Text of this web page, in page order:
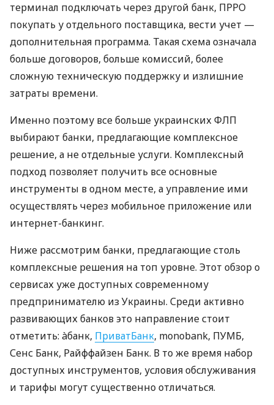
терминал подключать через другой банк, ПРРО
покупать у отдельного поставщика, вести учет —
дополнительная программа. Такая схема означала
больше договоров, больше комиссий, более
сложную техническую поддержку и излишние
затраты времени.
Именно поэтому все больше украинских ФЛП
выбирают банки, предлагающие комплексное
решение, а не отдельные услуги. Комплексный
подход позволяет получить все основные
инструменты в одном месте, а управление ими
осуществлять через мобильное приложение или
интернет-банкинг.
Ниже рассмотрим банки, предлагающие столь
комплексные решения на топ уровне. Этот обзор о
сервисах уже доступных современному
предпринимателю из Украины. Среди активно
развивающих банков это направление стоит
отметить: àбанк, ПриватБанк, monobank, ПУМБ,
Сенс Банк, Райффайзен Банк. В то же время набор
доступных инструментов, условия обслуживания
и тарифы могут существенно отличаться.